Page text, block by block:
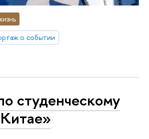
о событии
студенческому